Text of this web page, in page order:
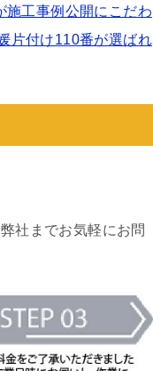
施工事例公開にこだわ
片付け110番が選ばれ
社までお気軽にお問